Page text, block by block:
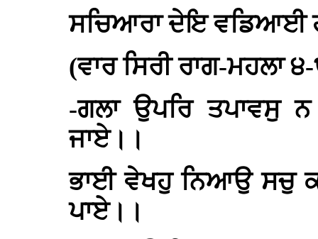
ਸਚਿਆਰਾ ਦੇਇ ਵਡਿਆਈ
(ਵਾਰ ਸਿਰੀ ਰਾਗ-ਮਹਲਾ
-ਗਲਾ ਉਪਰਿ ਤਪਾਵਸੁ
ਜਾਏ।।
ਭਾਈ ਵੇਖਹੁ ਨਿਆਉ ਸਚੁ
ਪਾਏ।।